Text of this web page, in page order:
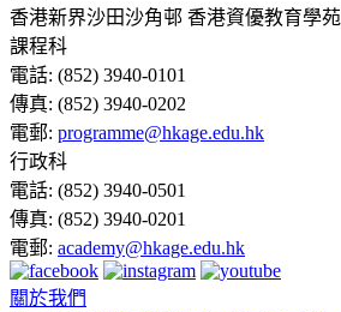
香港新界沙田沙角邨 香港資優教育學苑
課程科
電話: (852) 3940-0101
傳真: (852) 3940-0202
電郵: programme@hkage.edu.hk
行政科
電話: (852) 3940-0501
傳真: (852) 3940-0201
電郵: academy@hkage.edu.hk
關於我們